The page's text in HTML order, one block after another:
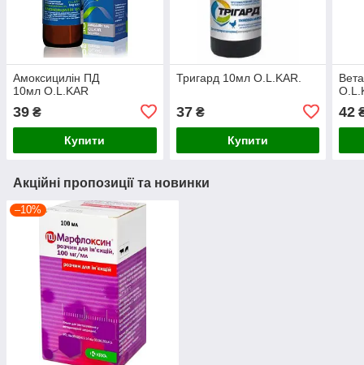
Амоксицилін ПД
10мл O.L.KAR
39 ₴
Купити
Тригард 10мл O.L.KAR.
37₴
Купити
42
Акційні пропозиції та новинки
–10%